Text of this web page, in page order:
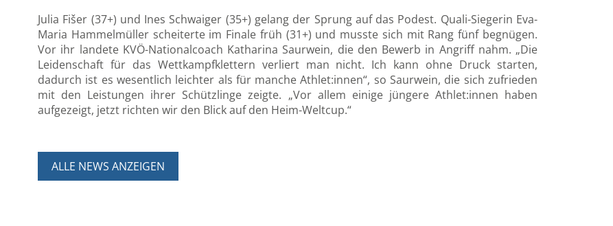
Julia Fišer (37+) und Ines Schwaiger (35+) gelang der Sprung auf das Podest. Quali-Siegerin Eva-
Maria Hammelmüller scheiterte im Finale früh (31+) und musste sich mit Rang fünf begnügen.
Vor ihr landete KVÖ-Nationalcoach Katharina Saurwein, die den Bewerb in Angriff nahm. „Die
Leidenschaft für das Wettkampfklettern verliert man nicht. Ich kann ohne Druck starten,
dadurch ist es wesentlich leichter als für manche Athlet:innen“, so Saurwein, die sich zufrieden
mit den Leistungen ihrer Schützlinge zeigte. „Vor allem einige jüngere Athlet:innen haben
aufgezeigt, jetzt richten wir den Blick auf den Heim-Weltcup.“
ALLE NEWS ANZEIGEN